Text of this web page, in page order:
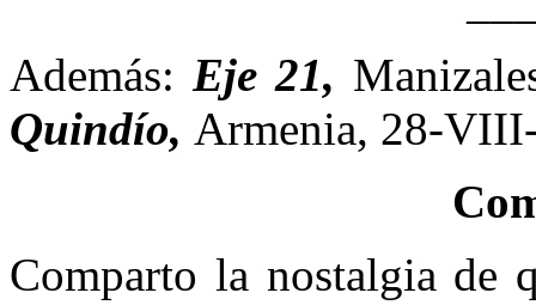
Además:Eje 21,
Quindío, Armenia, 28-
Comparto la nostalgia de